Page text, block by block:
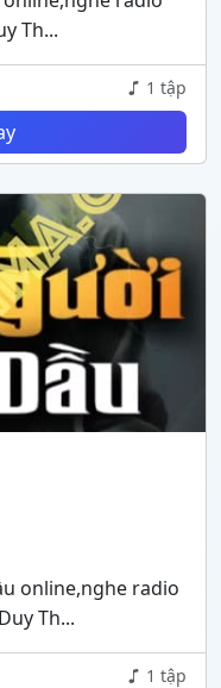
Th...
1 tập
online,nghe radio
Th...
1 tập